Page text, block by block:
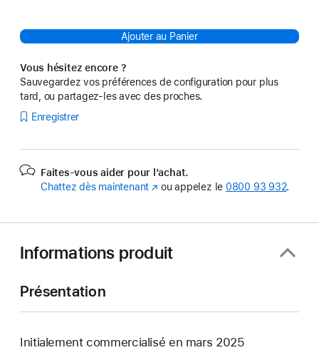
Ajouter au Panier
Vous hésitez encore ?
Sauvegardez vos préférences de configuration pour plus
tard, ou partagez-les avec des proches.
Enregistrer
Faites-vous aider pour l’achat.
Chattez dès maintenant (s’ouvre
ou appelez le 0800 93 932.
Informations produit
Présentation
Initialement commercialisé en mars 2025